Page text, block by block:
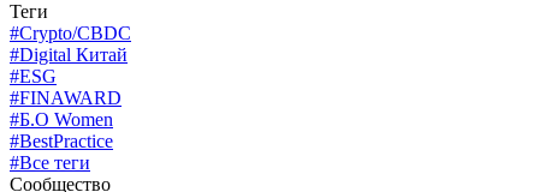
Теги
#Crypto/CBDC
#Digital Китай
#ESG
#FINAWARD
#Б.О Women
#BestPractice
#Все теги
Сообщество